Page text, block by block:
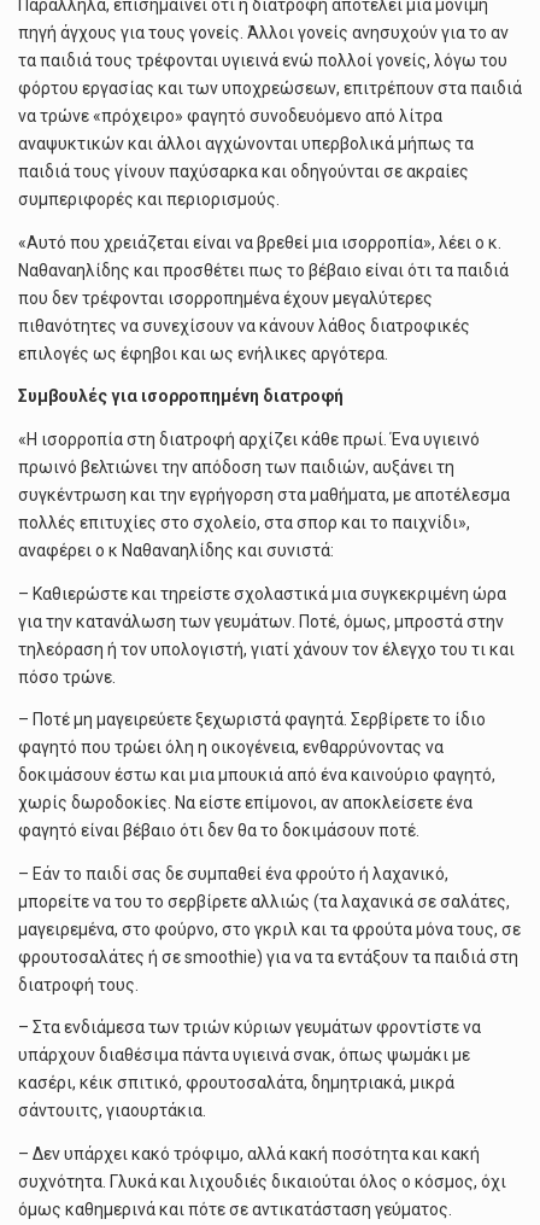
Παράλληλα, επισημαίνει ότι η διατροφή αποτελεί μια μόνιμη
πηγή άγχους για τους γονείς. Άλλοι γονείς ανησυχούν για το αν
τα παιδιά τους τρέφονται υγιεινά ενώ πολλοί γονείς, λόγω του
φόρτου εργασίας και των υποχρεώσεων, επιτρέπουν στα παιδιά
να τρώνε «πρόχειρο» φαγητό συνοδευόμενο από λίτρα
αναψυκτικών και άλλοι αγχώνονται υπερβολικά μήπως τα
παιδιά τους γίνουν παχύσαρκα και οδηγούνται σε ακραίες
συμπεριφορές και περιορισμούς.
«Αυτό που χρειάζεται είναι να βρεθεί μια ισορροπία», λέει ο κ.
Ναθαναηλίδης και προσθέτει πως το βέβαιο είναι ότι τα παιδιά
που δεν τρέφονται ισορροπημένα έχουν μεγαλύτερες
πιθανότητες να συνεχίσουν να κάνουν λάθος διατροφικές
επιλογές ως έφηβοι και ως ενήλικες αργότερα.
Συμβουλές για ισορροπημένη διατροφή
«Η ισορροπία στη διατροφή αρχίζει κάθε πρωί. Ένα υγιεινό
πρωινό βελτιώνει την απόδοση των παιδιών, αυξάνει τη
συγκέντρωση και την εγρήγορση στα μαθήματα, με αποτέλεσμα
πολλές επιτυχίες στο σχολείο, στα σπορ και το παιχνίδι»,
αναφέρει ο κ Ναθαναηλίδης και συνιστά:
– Καθιερώστε και τηρείστε σχολαστικά μια συγκεκριμένη ώρα
για την κατανάλωση των γευμάτων. Ποτέ, όμως, μπροστά στην
τηλεόραση ή τον υπολογιστή, γιατί χάνουν τον έλεγχο του τι και
πόσο τρώνε.
– Ποτέ μη μαγειρεύετε ξεχωριστά φαγητά. Σερβίρετε το ίδιο
φαγητό που τρώει όλη η οικογένεια, ενθαρρύνοντας να
δοκιμάσουν έστω και μια μπουκιά από ένα καινούριο φαγητό,
χωρίς δωροδοκίες. Να είστε επίμονοι, αν αποκλείσετε ένα
φαγητό είναι βέβαιο ότι δεν θα το δοκιμάσουν ποτέ.
– Εάν το παιδί σας δε συμπαθεί ένα φρούτο ή λαχανικό,
μπορείτε να του το σερβίρετε αλλιώς (τα λαχανικά σε σαλάτες,
μαγειρεμένα, στο φούρνο, στο γκριλ και τα φρούτα μόνα τους, σε
φρουτοσαλάτες ή σε smoothie) για να τα εντάξουν τα παιδιά στη
διατροφή τους.
– Στα ενδιάμεσα των τριών κύριων γευμάτων φροντίστε να
υπάρχουν διαθέσιμα πάντα υγιεινά σνακ, όπως ψωμάκι με
κασέρι, κέικ σπιτικό, φρουτοσαλάτα, δημητριακά, μικρά
σάντουιτς, γιαουρτάκια.
– Δεν υπάρχει κακό τρόφιμο, αλλά κακή ποσότητα και κακή
συχνότητα. Γλυκά και λιχουδιές δικαιούται όλος ο κόσμος, όχι
όμως καθημερινά και πότε σε αντικατάσταση γεύματος.